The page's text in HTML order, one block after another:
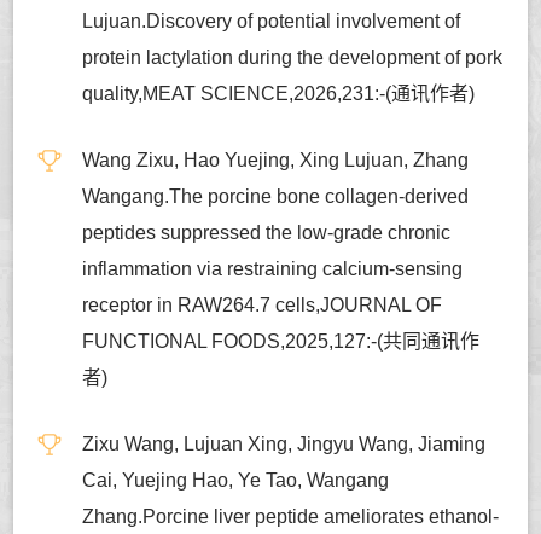
Lujuan.Discovery of potential involvement of
protein lactylation during the development of pork
quality,MEAT SCIENCE,2026,231:-(通讯作者)
Wang Zixu, Hao Yuejing, Xing Lujuan, Zhang
Wangang.The porcine bone collagen-derived
peptides suppressed the low-grade chronic
inflammation via restraining calcium-sensing
receptor in RAW264.7 cells,JOURNAL OF
FUNCTIONAL FOODS,2025,127:-(共同通讯作
者)
Zixu Wang, Lujuan Xing, Jingyu Wang, Jiaming
Cai, Yuejing Hao, Ye Tao, Wangang
Zhang.Porcine liver peptide ameliorates ethanol-